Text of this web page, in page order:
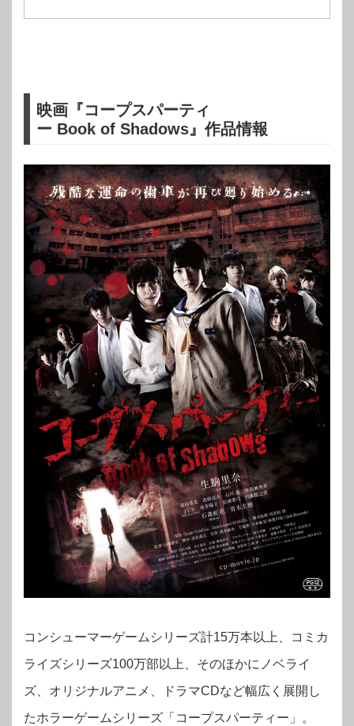
映画『コープスパーティ
ー Book of Shadows』作品情報
コンシューマーゲームシリーズ計15万本以上、コミカ
ライズシリーズ100万部以上、そのほかにノベライ
ズ、オリジナルアニメ、ドラマCDなど幅広く展開し
たホラーゲームシリーズ「コープスパーティー」。